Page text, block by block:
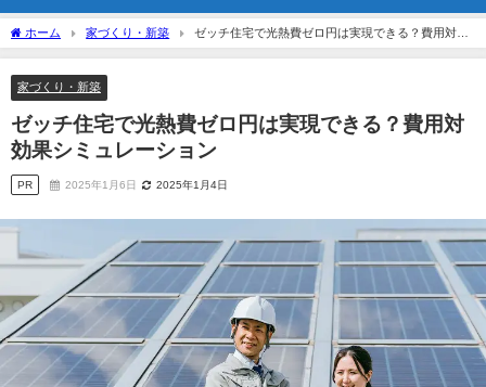
ホーム 家づくり・新築
ゼッチ住宅で光熱費ゼロ円は実現できる？費用対効
果シミュレーション
家づくり・新築
ゼッチ住宅で光熱費ゼロ円は実現できる？費用対
効果シミュレーション
PR 2025年1月6日 2025年1月4日